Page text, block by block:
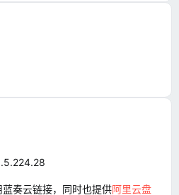
标
蓝奏云链接，同时也提供阿里云盘